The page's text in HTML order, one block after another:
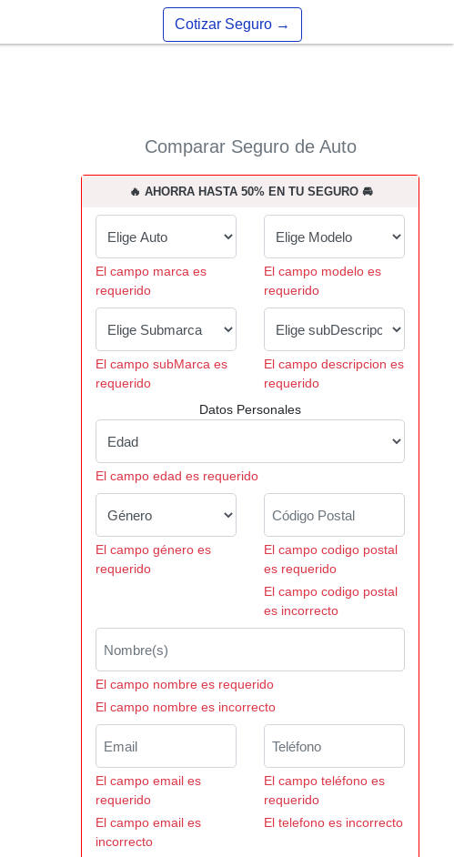
Cotizar Seguro →
Comparar Seguro de Auto
🔥 AHORRA HASTA 50% EN TU SEGURO 🚘
El campo marca es
requerido
El campo modelo es
requerido
El campo subMarca es
requerido
El campo descripcion es
requerido
Datos Personales
El campo edad es requerido
El campo género es
requerido
El campo codigo postal
es requerido
El campo codigo postal
es incorrecto
El campo nombre es requerido
El campo nombre es incorrecto
El campo email es
requerido
El campo email es
incorrecto
El campo teléfono es
requerido
El telefono es incorrecto